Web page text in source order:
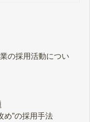
の採用活動につい
め”の採用手法